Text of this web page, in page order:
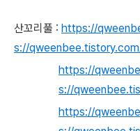
산꼬리풀 : https://
s://
https://
s://
https://